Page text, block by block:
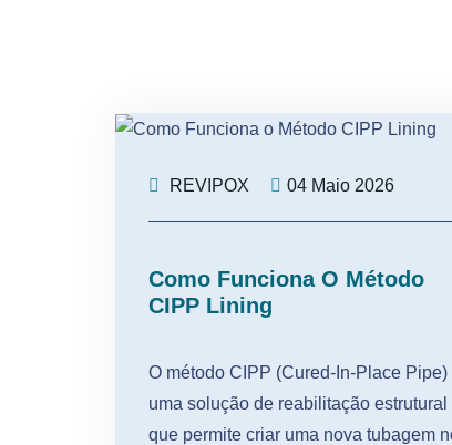
REVIPOX 04 Maio 2026
Como Funciona O Método
CIPP Lining
O método CIPP (Cured-In-Place Pipe)
uma solução de reabilitação estrutural
que permite criar uma nova tubagem